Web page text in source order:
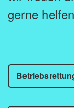
gerne